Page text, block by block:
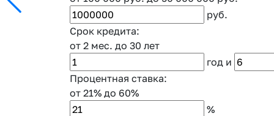
руб.
Срок кредита:
от 2 мес. до 30 лет
год и
Процентная ставка:
от 21% до 60%
%